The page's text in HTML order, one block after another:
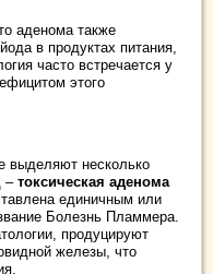
аденома также
в продуктах питания,
часто встречается у
этого
выделяют несколько
–токсическая аденома
единичным или
Болезнь Пламмера.
продуцируют
железы, что